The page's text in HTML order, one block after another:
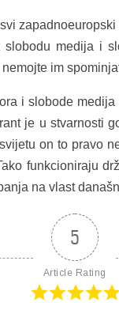
medija i
im
i slobode
je u stvarnosti
on to pravo
funkcioniraju
na vlast
5
Article Rating